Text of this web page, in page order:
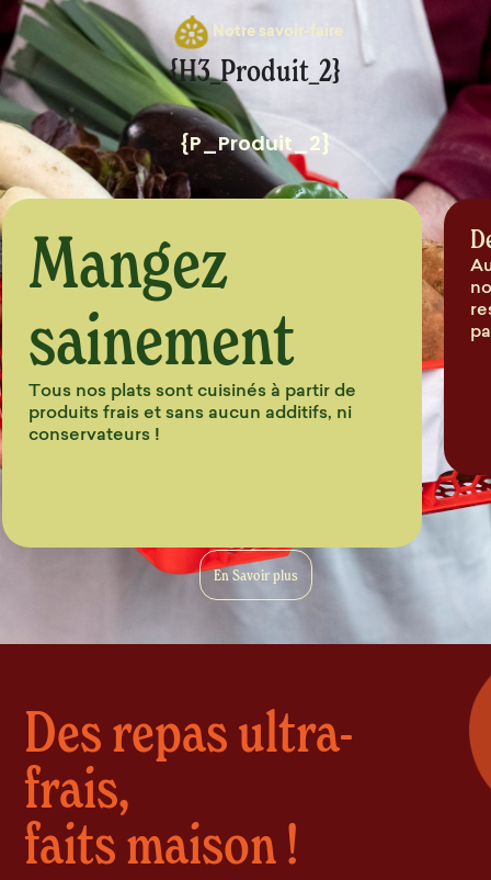
Notre savoir-faire
{H3_Produit_2}
{P_Produit_2}
Mangez
sainement
Tous nos plats sont cuisinés à partir de
produits frais et sans aucun additifs, ni
conservateurs !
En Savoir plus
Des repas ultra-
frais,
faits maison !